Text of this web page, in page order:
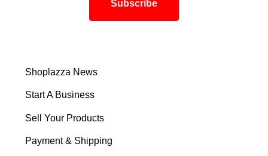
Shoplazza News
Start A Business
Sell Your Products
Payment & Shipping